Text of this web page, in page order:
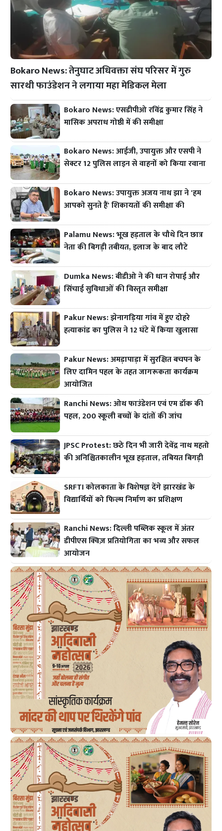
Bokaro News: तेनुघाट अधिवक्ता संघ परिसर में गुरु
सारथी फाउंडेशन ने लगाया महा मेडिकल मेला
Bokaro News: एसडीपीओ रविंद्र कुमार सिंह ने
मासिक अपराध गोष्ठी में की समीक्षा
Bokaro News: आईजी, उपायुक्त और एसपी ने
सेक्टर 12 पुलिस लाइन से वाहनों को किया रवाना
Bokaro News: उपायुक्त अजय नाथ झा ने 'हम
आपको सुनते हैं' शिकायतों की समीक्षा की
Palamu News: भूख हड़ताल के चौथे दिन छात्र
नेता की बिगड़ी तबीयत, इलाज के बाद लौटे
Dumka News: बीडीओ ने की धान रोपाई और
सिंचाई सुविधाओं की विस्तृत समीक्षा
Pakur News: झेनागड़िया गांव में हुए दोहरे
हत्याकांड का पुलिस ने 12 घंटे में किया खुलासा
Pakur News: अमड़ापाड़ा में सुरक्षित बचपन के
लिए दामिन पहल के तहत जागरूकता कार्यक्रम
आयोजित
Ranchi News: ओथ फाउंडेशन एवं एम डॉक की
पहल, 200 स्कूली बच्चों के दांतों की जांच
JPSC Protest: छठे दिन भी जारी देवेंद्र नाथ महतो
की अनिश्चितकालीन भूख हड़ताल, तबियत बिगड़ी
SRFTI कोलकाता के विशेषज्ञ देंगे झारखंड के
विद्यार्थियों को फिल्म निर्माण का प्रशिक्षण
Ranchi News: दिल्ली पब्लिक स्कूल में अंतर
डीपीएस क्विज़ प्रतियोगिता का भव्य और सफल
आयोजन